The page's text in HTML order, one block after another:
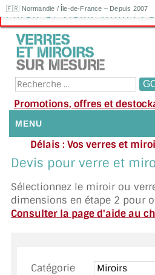
🇫🇷 Normandie / Île-de-France – Depuis 2007
Miroir Or Vieilli 4mm :
Promotions, offres et
MENU
NOUS CONTACTER
DEMANDE DE DEVIS
Délais : Vos verres et
Appelez ou
Devis pour verre et
Sélectionnez le miroir ou
dimensions en étape 2 pour
Consulter la page d'aide au
Catégorie